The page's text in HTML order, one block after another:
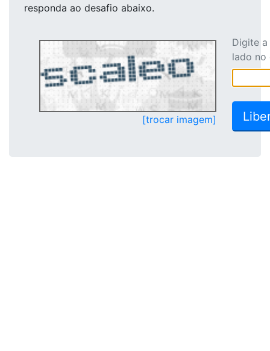
responda ao desafio abaixo.
[trocar imagem]
Digite
lado no